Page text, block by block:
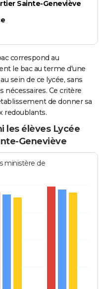
Sainte-Geneviève
correspond au
le bac au terme d'une
sein de ce lycée, sans
Ce critère
de donner sa
redoublants.
les élèves Lycée
Geneviève
ministère de